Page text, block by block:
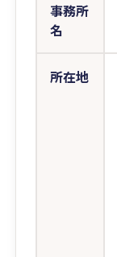
事務所
名
所在地